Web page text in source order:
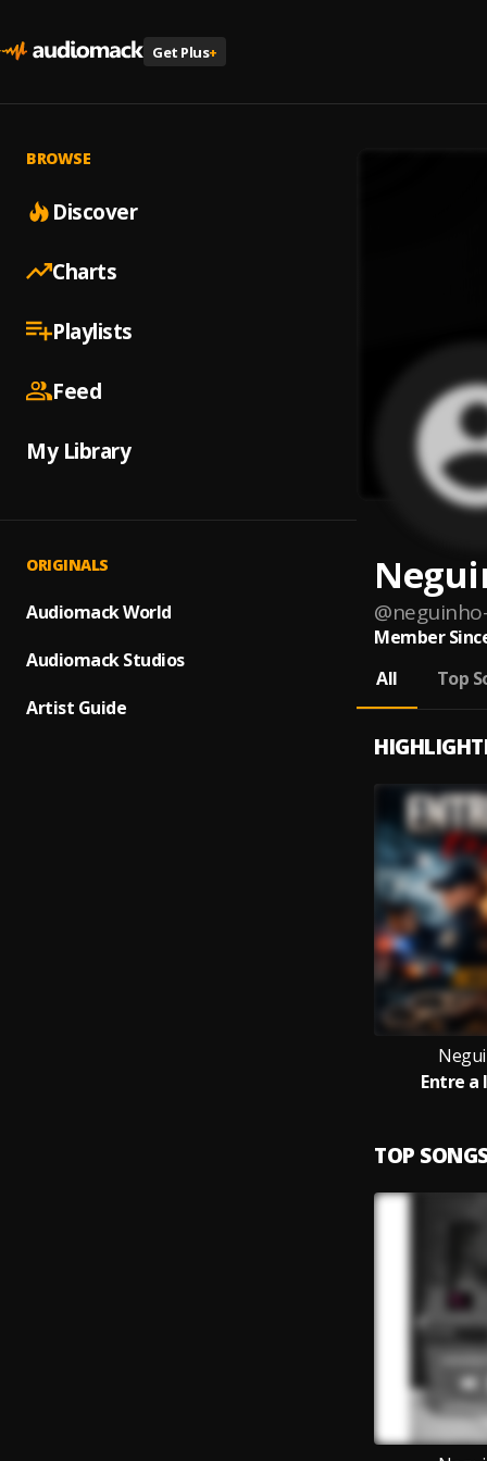
Get Plus+
BROWSE
Discover
Charts
Playlists
Feed
My Library
ORIGINALS
Audiomack World
Audiomack Studios
Artist Guide
@
Member
All
Top
Entre a
TOP